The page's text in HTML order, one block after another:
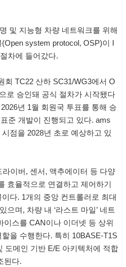
및 지능형 차량 네트워크를 위해
system protocol, OSP)이 I
차에 들어갔다.
회 TC22 산하 SC31/WG3에서 O
로 승인돼 공식 절차가 시작됐다
년 1월 회원국 투표를 통해 승
준 개발이 진행되고 있다. ams
점을 2028년 초로 예상하고 있
이버, 센서, 액추에이터 등 다양
효율적으로 연결하고 제어하기
다. 1개의 중앙 컨트롤러로 최대
으며, 차량 내 ‘라스트 마일’ 네트
스를 CAN이나 이더넷 등 상위
을 수행한다. 특히 10BASE-T1S
도메인 기반 E/E 아키텍처에 적합
된다.